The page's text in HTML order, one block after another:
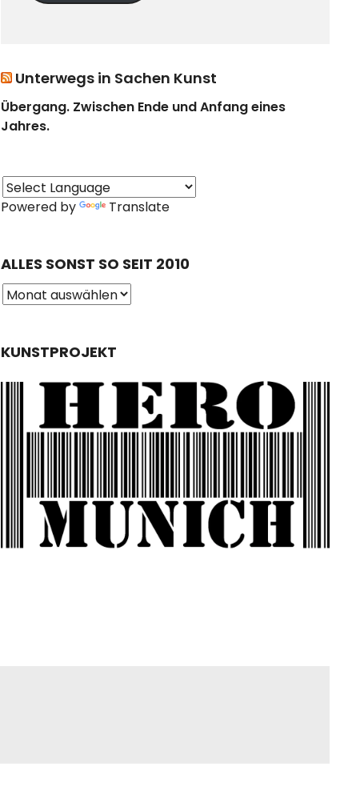
Unterwegs in Sachen Kunst
Übergang. Zwischen Ende und Anfang eines
Jahres.
Powered by Translate
ALLES SONST SO SEIT 2010
KUNSTPROJEKT